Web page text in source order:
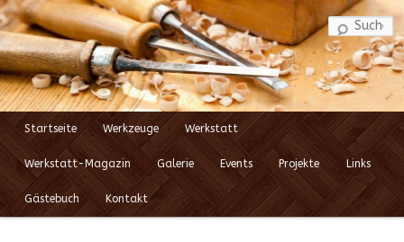
Hauptmenü
Zum
Inhalt
wechseln
Startseite Werkzeuge Werkstatt
Werkstatt-Magazin Galerie Events Projekte Links
Gästebuch Kontakt